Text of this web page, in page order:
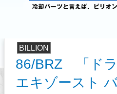
BILLION
86/BRZ 「ド
エキゾースト